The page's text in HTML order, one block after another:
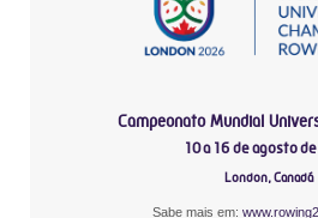
Campeonato Mundial
10 a 16 de agosto
London, Canadá
Sabe mais em: